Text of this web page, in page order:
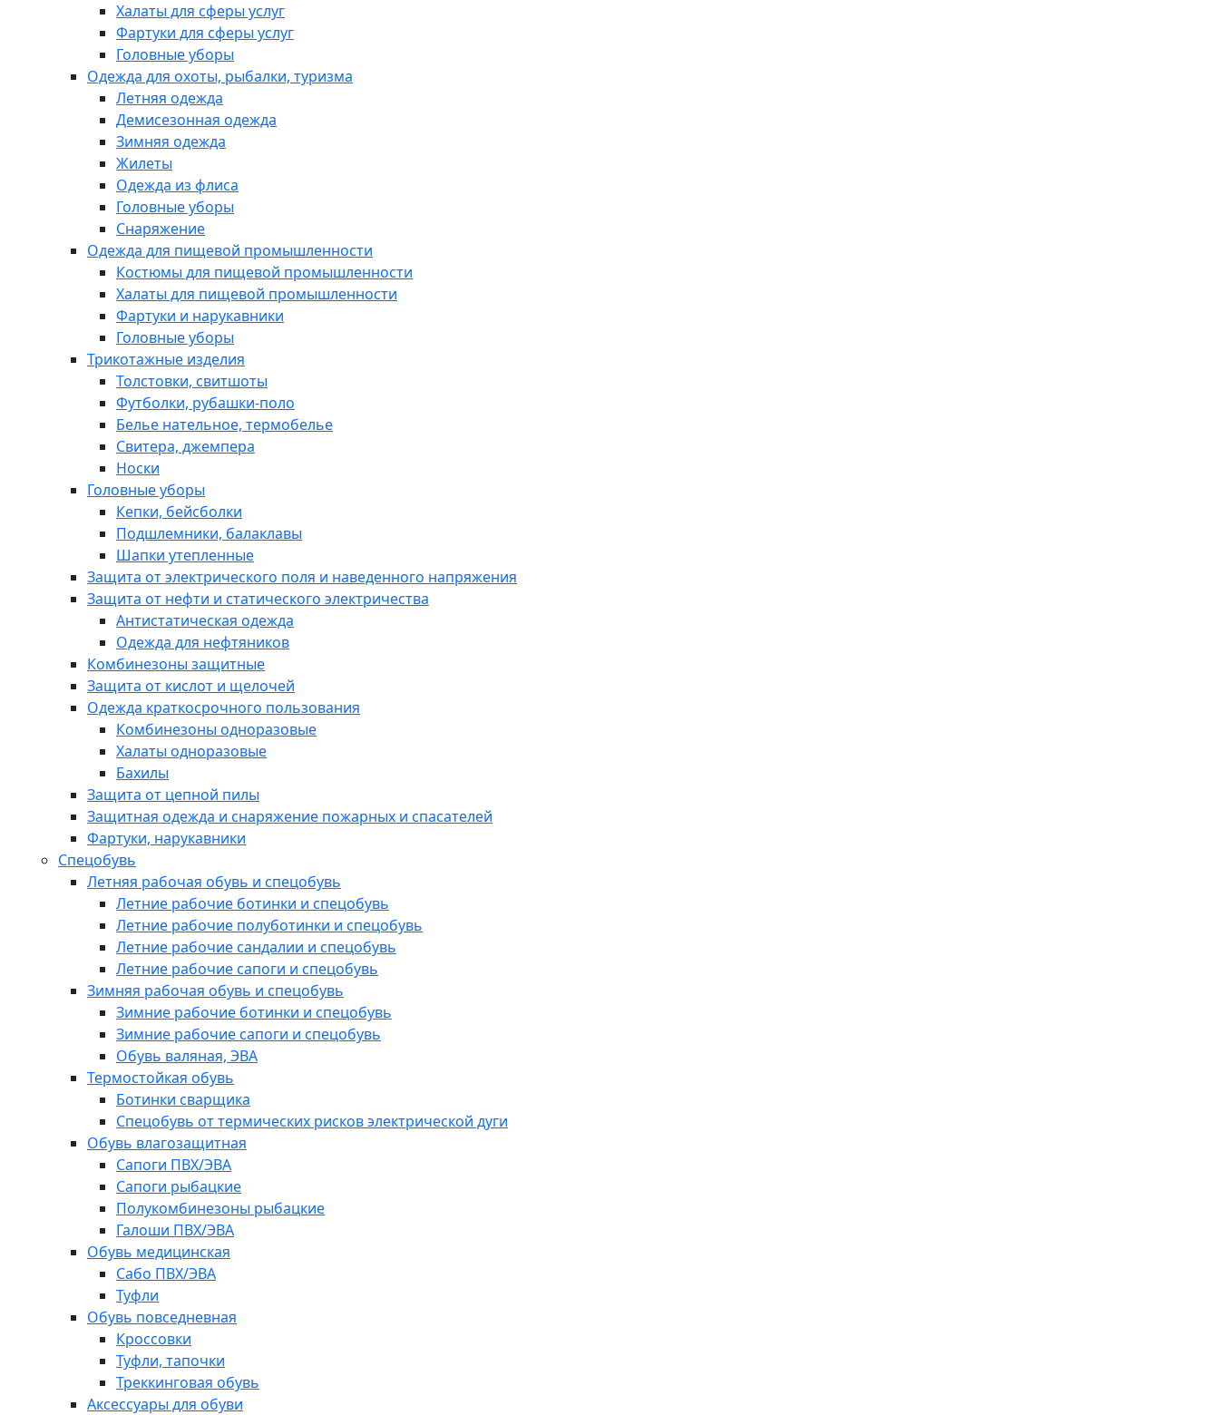
Халаты для сферы услуг
Фартуки для сферы услуг
Головные уборы
Одежда для охоты, рыбалки, туризма
Летняя одежда
Демисезонная одежда
Зимняя одежда
Жилеты
Одежда из флиса
Головные уборы
Снаряжение
Одежда для пищевой промышленности
Костюмы для пищевой промышленности
Халаты для пищевой промышленности
Фартуки и нарукавники
Головные уборы
Трикотажные изделия
Толстовки, свитшоты
Футболки, рубашки-поло
Белье нательное, термобелье
Свитера, джемпера
Носки
Головные уборы
Кепки, бейсболки
Подшлемники, балаклавы
Шапки утепленные
Защита от электрического поля и наведенного напряжения
Защита от нефти и статического электричества
Антистатическая одежда
Одежда для нефтяников
Комбинезоны защитные
Защита от кислот и щелочей
Одежда краткосрочного пользования
Комбинезоны одноразовые
Халаты одноразовые
Бахилы
Защита от цепной пилы
Защитная одежда и снаряжение пожарных и спасателей
Фартуки, нарукавники
Спецобувь
Летняя рабочая обувь и спецобувь
Летние рабочие ботинки и спецобувь
Летние рабочие полуботинки и спецобувь
Летние рабочие сандалии и спецобувь
Летние рабочие сапоги и спецобувь
Зимняя рабочая обувь и спецобувь
Зимние рабочие ботинки и спецобувь
Зимние рабочие сапоги и спецобувь
Обувь валяная, ЭВА
Термостойкая обувь
Ботинки сварщика
Спецобувь от термических рисков электрической дуги
Обувь влагозащитная
Сапоги ПВХ/ЭВА
Сапоги рыбацкие
Полукомбинезоны рыбацкие
Галоши ПВХ/ЭВА
Обувь медицинская
Сабо ПВХ/ЭВА
Туфли
Обувь повседневная
Кроссовки
Туфли, тапочки
Треккинговая обувь
Аксессуары для обуви